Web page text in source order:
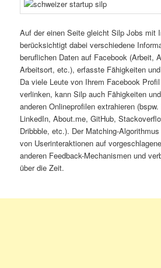
Auf der einen Seite gleicht Silp Jobs mit
berücksichtigt dabei verschiedene
beruflichen Daten auf Facebook (Arbeit,
Arbeitsort, etc.), erfasste Fähigkeiten
Da viele Leute von Ihrem Facebook
verlinken, kann Silp auch Fähigkeiten
anderen Onlineprofilen extrahieren
LinkedIn, About.me, GitHub,
Dribbble, etc.). Der Matching-
von Userinteraktionen auf
anderen Feedback-Mechanismen und
über die Zeit.